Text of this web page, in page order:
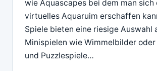
wie Aquascapes bei dem man sich
virtuelles Aquaruim erschaffen
Spiele bieten eine riesige Auswahl
Minispielen wie Wimmelbilder oder
und Puzzlespiele…